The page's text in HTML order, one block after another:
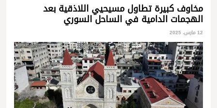
مخاوف كبيرة تطاول مسيحيي اللاذقية بعد
الهجمات الدامية في الساحل السوري
12 مارس، 2025